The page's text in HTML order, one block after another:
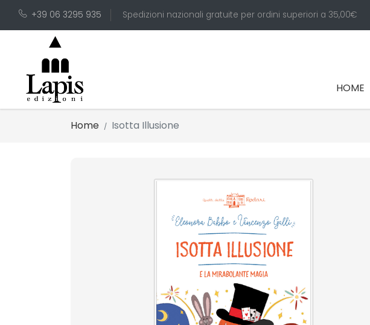
+39 06 3295 935 Spedizioni nazionali gratuite per ordini superiori a 35,00€
HOME
Home Isotta Illusione